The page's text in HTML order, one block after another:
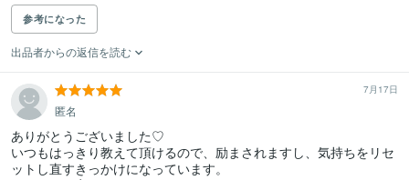
参考になった
出品者からの返信を読む
7月17日
匿名
ありがとうございました♡
いつもはっきり教えて頂けるので、励まされますし、気持ちをリセ
ットし直すきっかけになっています。